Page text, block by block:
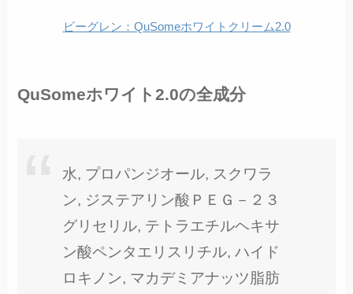
ビーグレン：QuSomeホワイトクリーム2.0
QuSomeホワイト2.0の全成分
水, プロパンジオール, スクワラ
ン, ジステアリン酸ＰＥＧ－２３
グリセリル, テトラエチルヘキサ
ン酸ペンタエリスリチル, ハイド
ロキノン, マカデミアナッツ脂肪